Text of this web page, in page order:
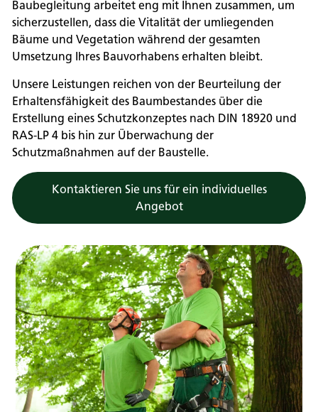
Baubegleitung arbeitet eng mit Ihnen zusammen, um
sicherzustellen, dass die Vitalität der umliegenden
Bäume und Vegetation während der gesamten
Umsetzung Ihres Bauvorhabens erhalten bleibt.
Unsere Leistungen reichen von der Beurteilung der
Erhaltensfähigkeit des Baumbestandes über die
Erstellung eines Schutzkonzeptes nach DIN 18920 und
RAS-LP 4 bis hin zur Überwachung der
Schutzmaßnahmen auf der Baustelle.
Kontaktieren Sie uns für ein individuelles
Angebot